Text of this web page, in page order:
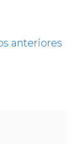
anteriores